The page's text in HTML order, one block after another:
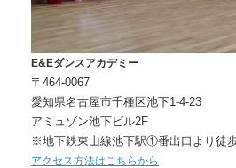
E&Eダンスアカデミー
〒464-0067
愛知県名古屋市千種区池下1-4-23
アミュゾン池下ビル2F
※地下鉄東山線池下駅①番出口より徒
アクセス方法はこちらから